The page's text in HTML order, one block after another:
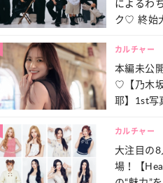
によるわ
ク♡ 終始
一気見せ！
カルチャー
本編未公
♡【乃木
耶】1st写
たっぷり
カルチャー
大注目の
場！【